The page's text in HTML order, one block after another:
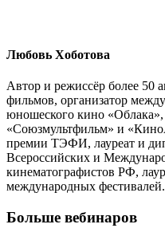
Любовь Хоботова
Автор и режиссёр более 50
фильмов, организатор
юношеского кино «Облака»,
«Союзмультфильм» и
премии ТЭФИ, лауреат и
Всероссийских и
кинематографистов РФ,
международных фестивалей.
Больше вебинаров